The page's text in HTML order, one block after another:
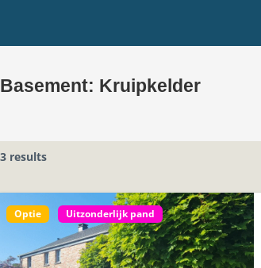
Basement: Kruipkelder
3 results
Optie Uitzonderlijk pand